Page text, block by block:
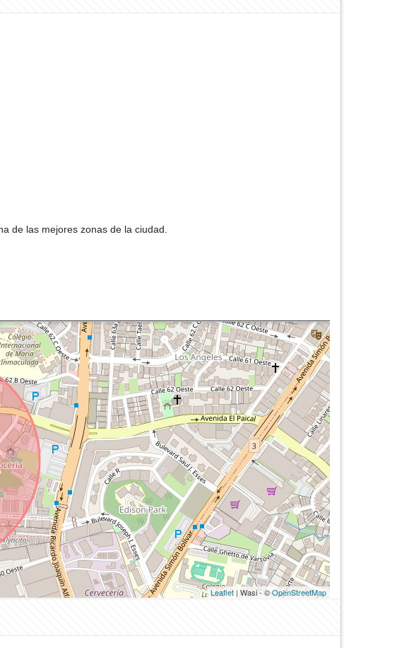
de las mejores zonas de la ciudad.
Leaflet | Wasi - ©OpenStreetMap